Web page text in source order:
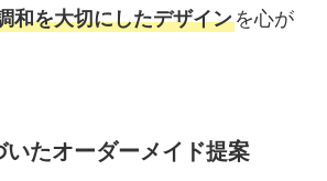
和を大切にしたデザインを心が
いたオーダーメイド提案